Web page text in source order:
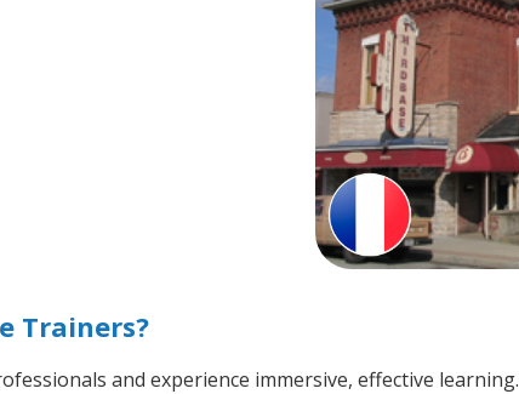
Trainers?
and experience immersive, effective learning.